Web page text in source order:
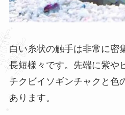
白い糸状の触手は非常に密
長短様々です。先端に紫や
チクビイソギンチャクと色
あります。